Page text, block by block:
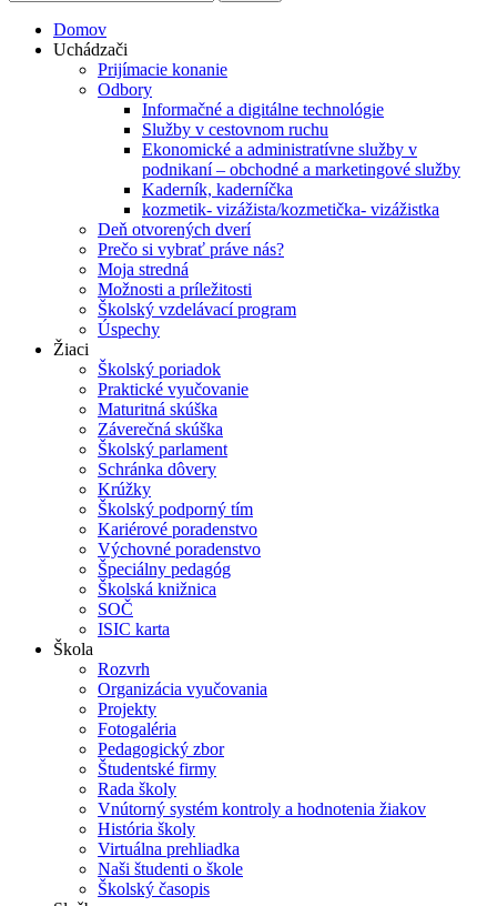
Domov
Uchádzači
Prijímacie konanie
Odbory
Informačné a digitálne technológie
Služby v cestovnom ruchu
Ekonomické a administratívne služby v
podnikaní – obchodné a marketingové služby
Kaderník, kaderníčka
kozmetik- vizážista/kozmetička- vizážistka
Deň otvorených dverí
Prečo si vybrať práve nás?
Moja stredná
Možnosti a príležitosti
Školský vzdelávací program
Úspechy
Žiaci
Školský poriadok
Praktické vyučovanie
Maturitná skúška
Záverečná skúška
Školský parlament
Schránka dôvery
Krúžky
Školský podporný tím
Kariérové poradenstvo
Výchovné poradenstvo
Špeciálny pedagóg
Školská knižnica
SOČ
ISIC karta
Škola
Rozvrh
Organizácia vyučovania
Projekty
Fotogaléria
Pedagogický zbor
Študentské firmy
Rada školy
Vnútorný systém kontroly a hodnotenia žiakov
História školy
Virtuálna prehliadka
Naši študenti o škole
Školský časopis